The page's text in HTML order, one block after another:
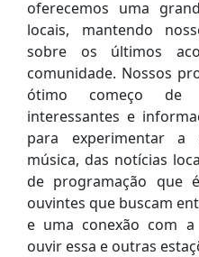
oferecemos uma
locais, mantendo
sobre os últimos
comunidade. Nossos
ótimo começo de
interessantes e
para experimentar a
música, das notícias
de programação que
ouvintes que buscam
e uma conexão com
ouvir essa e outras